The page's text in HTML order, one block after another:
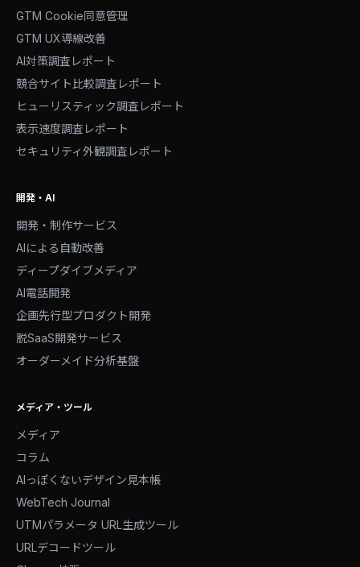
GTM Cookie同意管理
GTM UX導線改善
AI対策調査レポート
競合サイト比較調査レポート
ヒューリスティック調査レポート
表示速度調査レポート
セキュリティ外観調査レポート
開発・AI
開発・制作サービス
AIによる自動改善
ディープダイブメディア
AI電話開発
企画先行型プロダクト開発
脱SaaS開発サービス
オーダーメイド分析基盤
メディア・ツール
メディア
コラム
AIっぽくないデザイン見本帳
WebTech Journal
UTMパラメータ URL生成ツール
URLデコードツール